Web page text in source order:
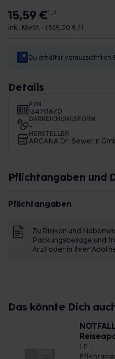
15,59 €1, 3
inkl. MwSt. • 1.559,00 € / l
Du erhältst voraussichtlich
Details
PZN
13470670
DARREICHUNGSFORM
-
HERSTELLER
ARCANA Dr. Sewerin
Pflichtangaben und
Pflichtangaben
Zu Risiken und
Packungsbeilage und
Arzt oder in Ihrer
Das könnte Dich
1 P •